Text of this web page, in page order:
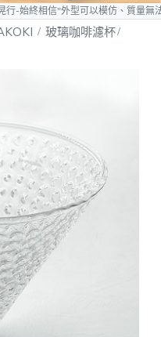
行-始終相信"外型可以模仿、質
玻璃咖啡濾杯